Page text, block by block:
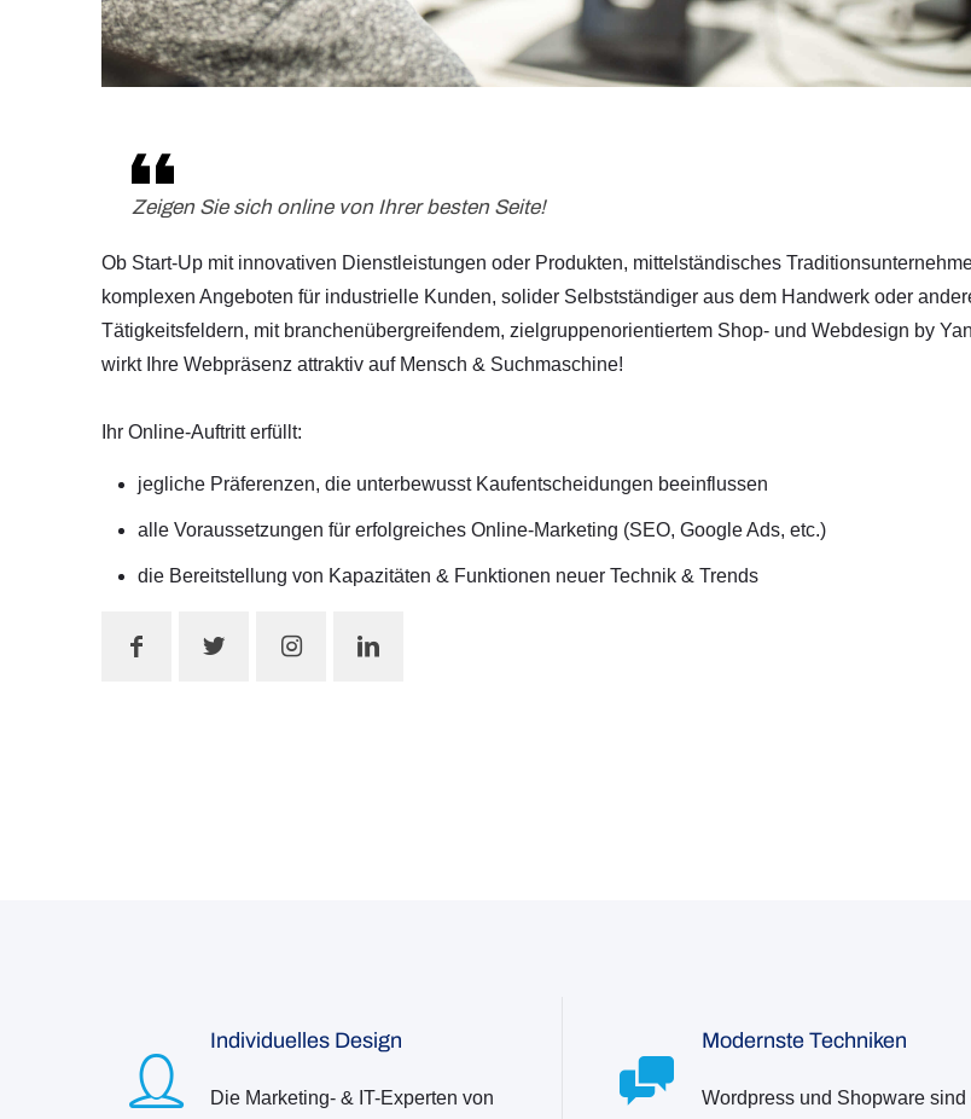
Zeigen Sie sich online von Ihrer besten Seite!
Ob Start-Up mit innovativen Dienstleistungen oder Produkten, mittelständisches
komplexen Angeboten für industrielle Kunden, solider Selbstständiger aus dem Handwerk oder
Tätigkeitsfeldern, mit branchenübergreifendem, zielgruppenorientiertem Shop- und Webdesign by
wirkt Ihre Webpräsenz attraktiv auf Mensch & Suchmaschine!
Ihr Online-Auftritt erfüllt:
jegliche Präferenzen, die unterbewusst Kaufentscheidungen beeinflussen
alle Voraussetzungen für erfolgreiches Online-Marketing (SEO, Google Ads, etc.)
die Bereitstellung von Kapazitäten & Funktionen neuer Technik & Trends
Individuelles Design
Die Marketing- & IT-Experten von
Modernste Techniken
Wordpress und Shopware sind